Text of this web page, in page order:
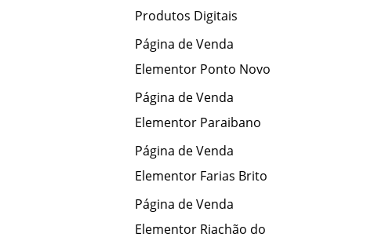
Produtos Digitais
Página de Venda
Elementor Ponto Novo
Página de Venda
Elementor Paraibano
Página de Venda
Elementor Farias Brito
Página de Venda
Elementor Riachão do